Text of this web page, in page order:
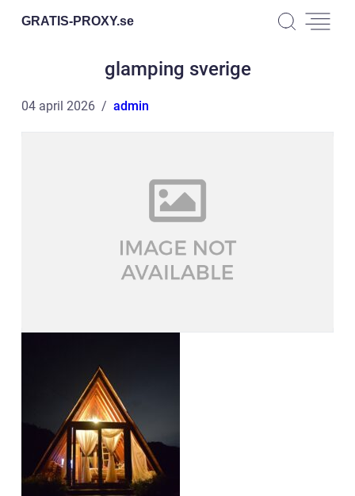
GRATIS-PROXY.se
glamping sverige
04 april 2026 admin